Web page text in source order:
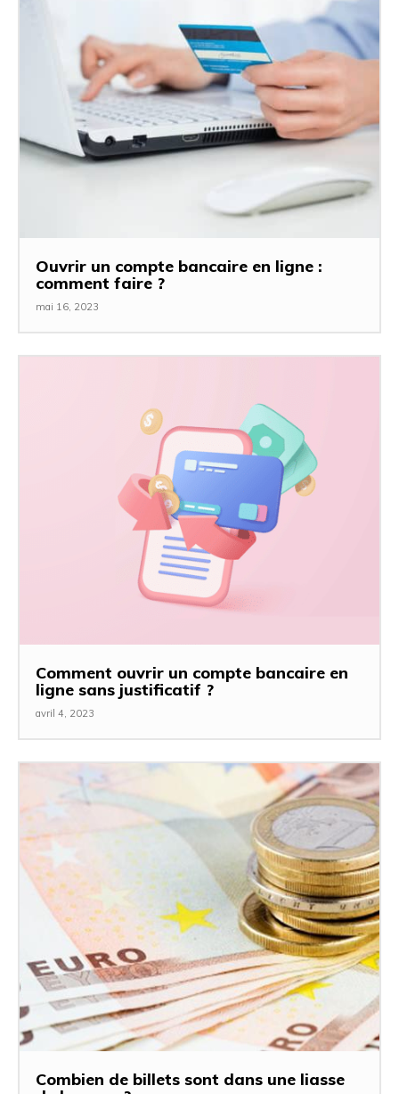
Ouvrir un compte bancaire en ligne :
comment faire ?
mai 16, 2023
Comment ouvrir un compte bancaire en
ligne sans justificatif ?
avril 4, 2023
Combien de billets sont dans une liasse